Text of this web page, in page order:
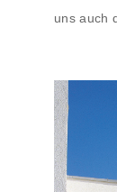
uns auch